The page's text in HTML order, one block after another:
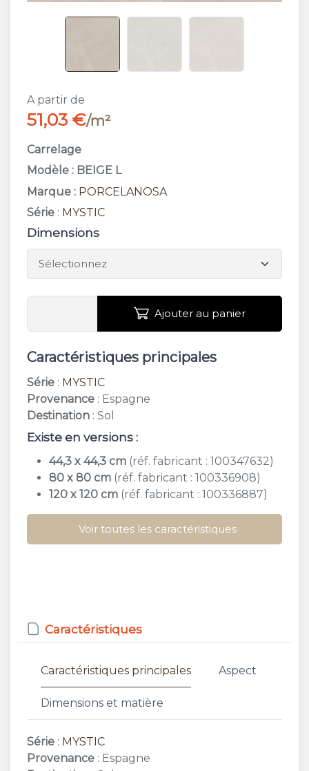
A partir de
51,03 €/m²
Carrelage
Modèle : BEIGE L
Marque : PORCELANOSA
Série : MYSTIC
Dimensions
Ajouter au panier
Caractéristiques principales
Série : MYSTIC
Provenance : Espagne
Destination : Sol
Existe en versions :
44,3 x 44,3 cm (réf. fabricant : 100347632)
80 x 80 cm (réf. fabricant : 100336908)
120 x 120 cm (réf. fabricant : 100336887)
Voir toutes les caractéristiques
Caractéristiques
Caractéristiques principales Aspect
Dimensions et matière
Série : MYSTIC
Provenance : Espagne